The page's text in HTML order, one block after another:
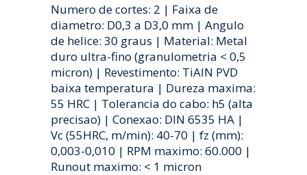
Numero de cortes: 2 | Faixa de
diametro: D0,3 a D3,0 mm | Angulo
de helice: 30 graus | Material: Metal
duro ultra-fino (granulometria < 0,5
micron) | Revestimento: TiAlN PVD
baixa temperatura | Dureza maxima:
55 HRC | Tolerancia do cabo: h5 (alta
precisao) | Conexao: DIN 6535 HA |
Vc (55HRC, m/min): 40-70 | fz (mm):
0,003-0,010 | RPM maximo: 60.000 |
Runout maximo: < 1 micron